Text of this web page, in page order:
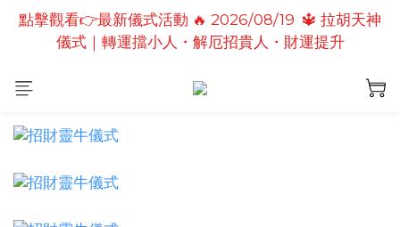
點擊觀看👉最新儀式活動🔥2026/08/19 💗2026七夕
情定善緣桃花燈｜泰國高僧祈願點燈儀式
點擊觀看👉最新儀式活動 🔥 2026/08/19  🔱 拉胡天神
儀式｜轉運擋小人・解厄招貴人・財運提升
點擊觀看👉最新儀式活動🔥 2026/08/31 💖愛神儀式
點擊觀看👉最新儀式活動🔥2026/08/19 💗2026七夕